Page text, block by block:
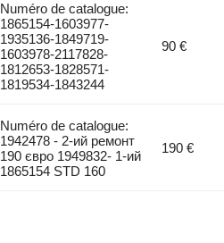
Numéro de catalogue:
1865154-1603977-
1935136-1849719-
1603978-2117828-
1812653-1828571-
1819534-1843244
90 €
Numéro de catalogue:
1942478 - 2-ий ремонт
190 євро 1949832- 1-ий
1865154 STD 160
190 €